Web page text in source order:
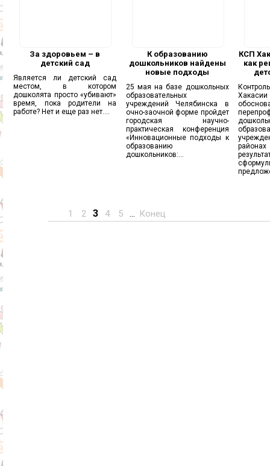
За здоровьем – в
детский сад
Является ли детский сад
местом, в котором
дошколята просто «убивают»
время, пока родители на
работе? Нет и еще раз нет....
К образованию
дошкольников найдены
новые подходы
25 мая на базе дошкольных
образовательных
учреждений Челябинска в
очно-заочной форме пройдет
городская научно-
практическая конференция
«Инновационные подходы к
образованию
дошкольников:...
КСП
как
1 2 3 4 5 ... Конец